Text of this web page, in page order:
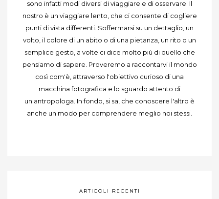
sono infatti modi diversi di viaggiare e di osservare. Il
nostro è un viaggiare lento, che ci consente di cogliere
punti di vista differenti. Soffermarsi su un dettaglio, un
volto, il colore di un abito o di una pietanza, un rito o un
semplice gesto, a volte ci dice molto più di quello che
pensiamo di sapere. Proveremo a raccontarvi il mondo
così com'è, attraverso l'obiettivo curioso di una
macchina fotografica e lo sguardo attento di
un'antropologa. In fondo, si sa, che conoscere l'altro è
anche un modo per comprendere meglio noi stessi.
ARTICOLI RECENTI